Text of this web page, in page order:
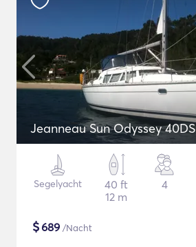
Jeanneau Sun Odyssey 40DS
Segelyacht
40 ft
12 m
4
$689 /Nacht